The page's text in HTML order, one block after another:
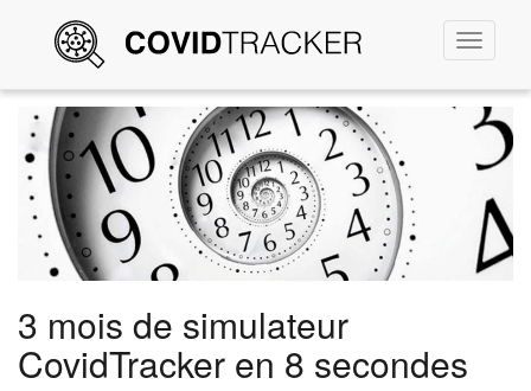
la
3 mois de simulateur
CovidTracker en 8 secondes